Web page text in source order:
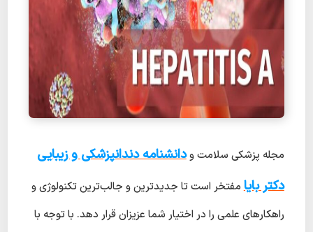
مجله پزشکی سلامت ودانشنامه دندانپزشکی و زیبایی
دکتر بایامفتخر است تا جدیدترین و جالب‌ترین تکنولوژی و
راهکارهای علمی را در اختیار شما عزیزان قرار دهد. با توجه با